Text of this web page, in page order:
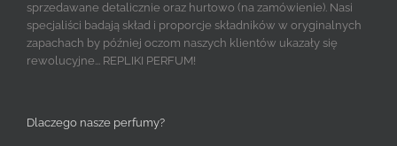
sprzedawane detalicznie oraz hurtowo (na zamówienie). Nasi
specjaliści badają skład i proporcje składników w oryginalnych
zapachach by później oczom naszych klientów ukazały się
rewolucyjne... REPLIKI PERFUM!
Dlaczego nasze perfumy?